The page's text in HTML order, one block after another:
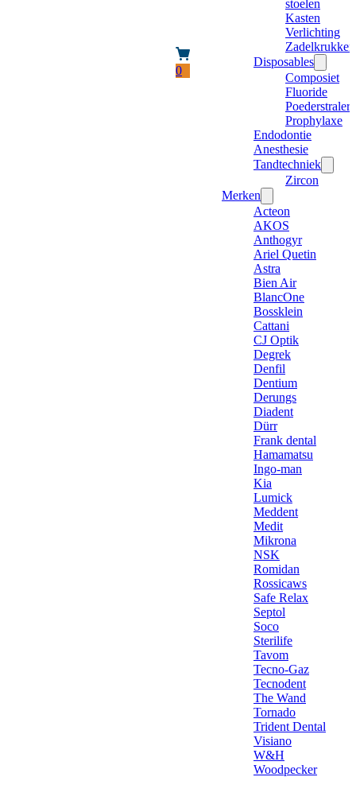
0
stoelen
Kasten
Verlichting
Zadelkrukken
Disposables
Composiet
Fluoride
Poederstraler
Prophylaxe
Endodontie
Anesthesie
Tandtechniek
Zircon
Merken
Acteon
AKOS
Anthogyr
Ariel Quetin
Astra
Bien Air
BlancOne
Bossklein
Cattani
CJ Optik
Degrek
Denfil
Dentium
Derungs
Diadent
Dürr
Frank dental
Hamamatsu
Ingo-man
Kia
Lumick
Meddent
Medit
Mikrona
NSK
Romidan
Rossicaws
Safe Relax
Septol
Soco
Sterilife
Tavom
Tecno-Gaz
Tecnodent
The Wand
Tornado
Trident Dental
Visiano
W&H
Woodpecker